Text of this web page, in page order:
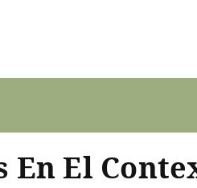
En El